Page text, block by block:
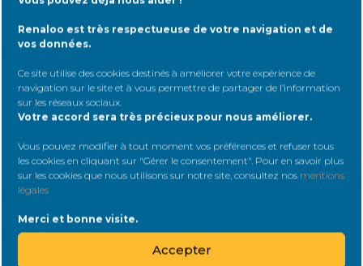
Renaloo est très respectueuse de votre navigation et de
vos données.
Ce site utilise des cookies destinés à améliorer votre expérience de
navigation sur le site et à vous permettre de partager de l’information
sur les réseaux sociaux.
Votre accord sera très précieux pour nous améliorer.
Vous pouvez modifier à tout moment vos préférences et refuser tous
les cookies en cliquant sur "Gérer le consentement". Pour en savoir plus
sur les cookies que nous utilisons sur notre site, consultez nos mentions
légales
Merci et bonne visite.
Accepter
Connectez-vouspour répondre au
Identifiant:
Mot de passe:
Rester connecté